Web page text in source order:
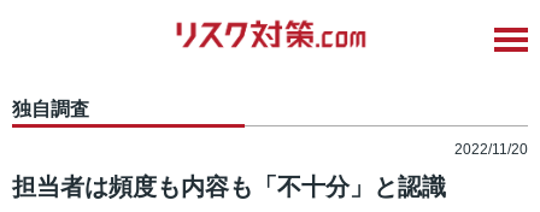
独自調査
2022/11/20
担当者は頻度も内容も「不十分」と認識